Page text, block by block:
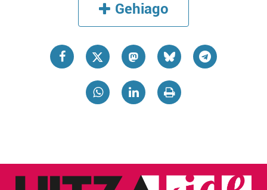
erabiltzen dituen hauta dezakezu.
interes komertzial legitimoetan babesten dira. Ikusi gure
bazkideen zerrenda, beren ustez zein helburutarako
duten interes legitimoa eta horren aurka nola egin
dezakezun ikusteko.
Gehiago